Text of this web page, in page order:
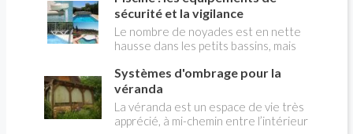
est menacée, quand ce ne sont pas
nos propres vies. Un certain nombre
de précautions s'imposent.
finissent tous par avoir besoin d'un
coup de jeune. Le bardage composite
pourrait bien être la solution moderne
que vous cherchez pour transformer
votre maison.
sécurité et la vigilance
Le nombre de noyades est en nette
hausse dans les petits bassins, mais
ou moins improvisés. Notez cependant
que c’est dans les piscines que l’on se
noie le moins puisqu’on ne compte 26
% des noyades en bassins privés! Les
règles de sécurité obligatoires qui y
Systèmes d'ombrage pour la
véranda
La véranda est un espace de vie très
apprécié, à mi-chemin entre l’intérieur